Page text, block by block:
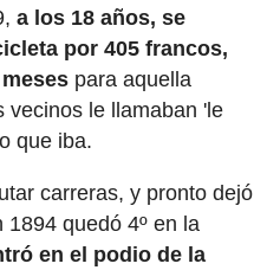
a los 18 años, se
por 405 francos,
para aquella
vecinos le llamaban 'le
que iba.
carreras, y pronto dejó
quedó 4º en la
en el podio de la